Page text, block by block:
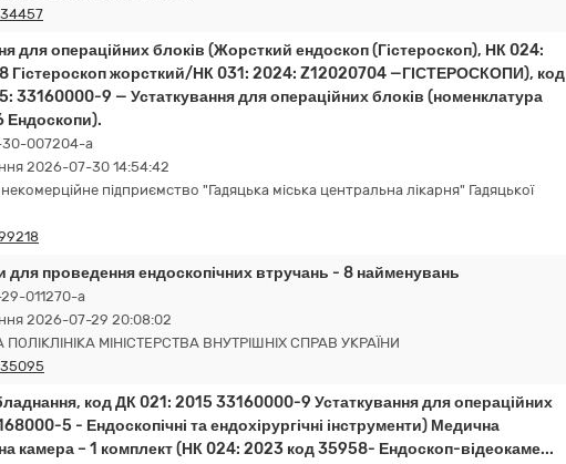
для операційних блоків (Жорсткий ендоскоп (Гістероскоп), НК 024:
Гістероскоп жорсткий/НК 031: 2024: Z12020704 —ГІСТЕРОСКОПИ), код
33160000-9 — Устаткування для операційних блоків (номенклатура
Ендоскопи).
007204-a
2026-07-30 14:54:42
підприємство "Гадяцька міська центральна лікарня" Гадяцької
для проведення ендоскопічних втручань - 8 найменувань
011270-a
2026-07-29 20:08:02
МІНІСТЕРСТВА ВНУТРІШНІХ СПРАВ УКРАЇНИ
код ДК 021: 2015 33160000-9 Устаткування для операційних
5 - Ендоскопічні та ендохірургічні інструменти) Медична
камера – 1 комплект (НК 024: 2023 код 35958- Ендоскоп-відеокаме...